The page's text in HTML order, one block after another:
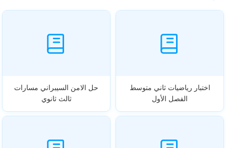
اختبار رياضيات ثاني متوسط
الفصل الأول
حل الامن السيبراني مسارات
ثالث ثانوي